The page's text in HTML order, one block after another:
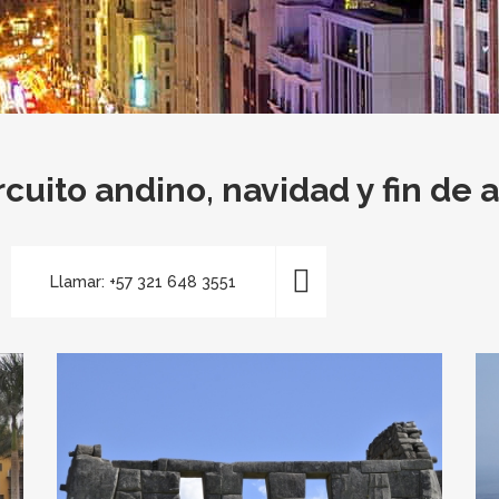
andino, navidad y fin de
Llamar: +57 321 648 3551